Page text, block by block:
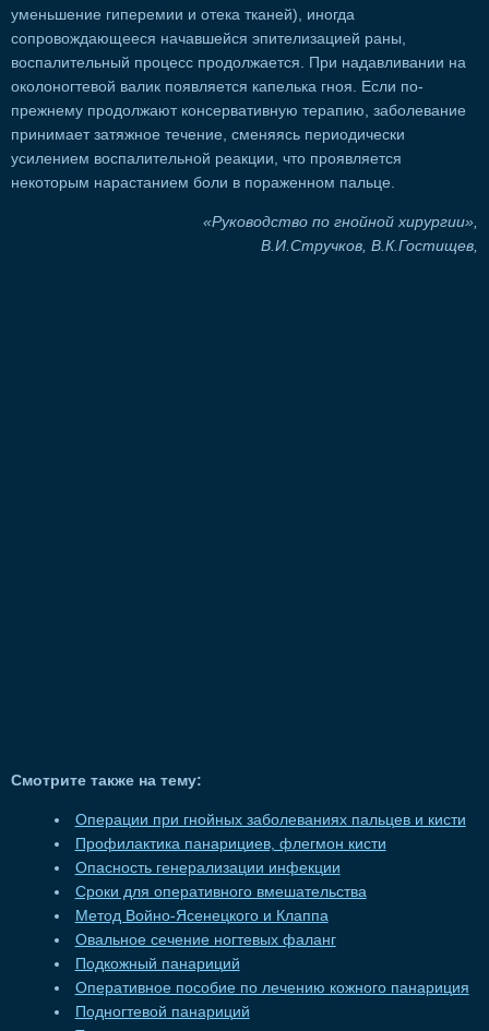
уменьшение гиперемии и отека тканей), иногда
сопровождающееся начавшейся эпителизацией раны,
воспалительный процесс продолжается. При надавливании на
околоногтевой валик появляется капелька гноя. Если по-
прежнему продолжают консервативную терапию, заболевание
принимает затяжное течение, сменяясь периодически
усилением воспалительной реакции, что проявляется
некоторым нарастанием боли в пораженном пальце.
«Руководство по гнойной хирургии»,
В.И.Стручков, В.К.Гостищев,
Смотрите также на тему:
Операции при гнойных заболеваниях пальцев и кисти
Профилактика панарициев, флегмон кисти
Опасность генерализации инфекции
Сроки для оперативного вмешательства
Метод Войно-Ясенецкого и Клаппа
Овальное сечение ногтевых фаланг
Подкожный панариций
Оперативное пособие по лечению кожного панариция
Подногтевой панариций